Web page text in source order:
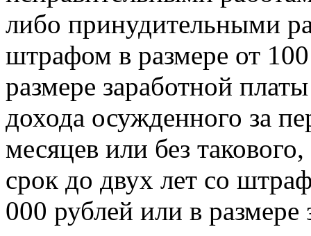
либо принудительными
штрафом в размере от
размере заработной
дохода осужденного за
месяцев или без
срок до двух лет со
000 рублей или в